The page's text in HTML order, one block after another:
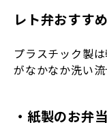
レト弁おす
プラスチック製
がなかなか洗い
・紙製のお弁